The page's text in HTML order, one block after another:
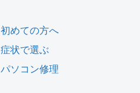
初めての方へ
症状で選ぶ
パソコン修理